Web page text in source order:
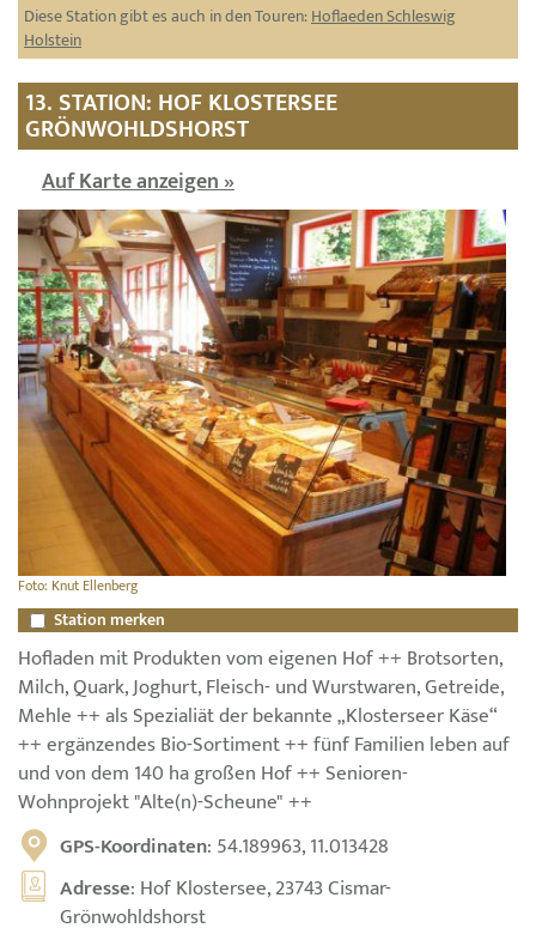
Diese Station gibt es auch in den Touren:Hoflaeden Schleswig
Holstein
13. STATION: HOF KLOSTERSEE
GRÖNWOHLDSHORST
Auf Karte anzeigen »
Foto: Knut Ellenberg
Station merken
Hofladen mit Produkten vom eigenen Hof ++ Brotsorten,
Milch, Quark, Joghurt, Fleisch- und Wurstwaren, Getreide,
Mehle ++ als Spezialiät der bekannte „Klosterseer Käse“
++ ergänzendes Bio-Sortiment ++ fünf Familien leben auf
und von dem 140 ha großen Hof ++ Senioren-
Wohnprojekt "Alte(n)-Scheune" ++
GPS-Koordinaten: 54.189963, 11.013428
Adresse: Hof Klostersee, 23743 Cismar-
Grönwohldshorst